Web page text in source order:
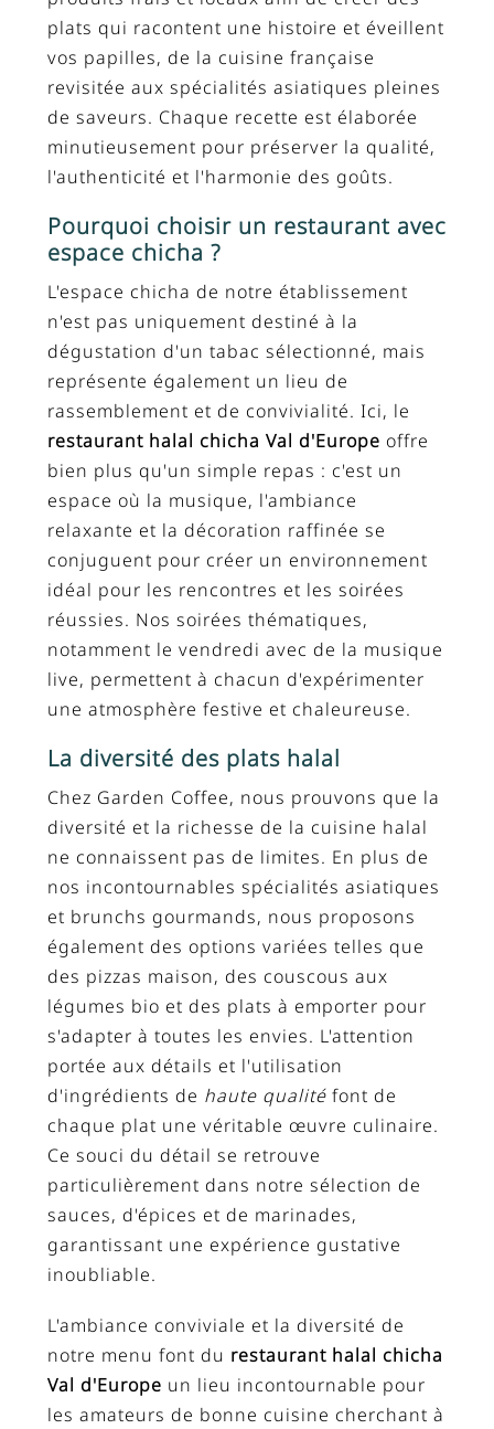
plats qui racontent une histoire et éveillent
vos papilles, de la cuisine française
revisitée aux spécialités asiatiques pleines
de saveurs. Chaque recette est élaborée
minutieusement pour préserver la qualité,
l'authenticité et l'harmonie des goûts.
Pourquoi choisir un restaurant avec
espace chicha ?
L'espace chicha de notre établissement
n'est pas uniquement destiné à la
dégustation d'un tabac sélectionné, mais
représente également un lieu de
rassemblement et de convivialité. Ici, le
restaurant halal chicha Val d'Europe offre
bien plus qu'un simple repas : c'est un
espace où la musique, l'ambiance
relaxante et la décoration raffinée se
conjuguent pour créer un environnement
idéal pour les rencontres et les soirées
réussies. Nos soirées thématiques,
notamment le vendredi avec de la musique
live, permettent à chacun d'expérimenter
une atmosphère festive et chaleureuse.
La diversité des plats halal
Chez Garden Coffee, nous prouvons que la
diversité et la richesse de la cuisine halal
ne connaissent pas de limites. En plus de
nos incontournables spécialités asiatiques
et brunchs gourmands, nous proposons
également des options variées telles que
des pizzas maison, des couscous aux
légumes bio et des plats à emporter pour
s'adapter à toutes les envies. L'attention
portée aux détails et l'utilisation
d'ingrédients de haute qualitéfont de
chaque plat une véritable œuvre culinaire.
Ce souci du détail se retrouve
particulièrement dans notre sélection de
sauces, d'épices et de marinades,
garantissant une expérience gustative
inoubliable.
L'ambiance conviviale et la diversité de
notre menu font du restaurant halal chicha
Val d'Europe un lieu incontournable pour
les amateurs de bonne cuisine cherchant à